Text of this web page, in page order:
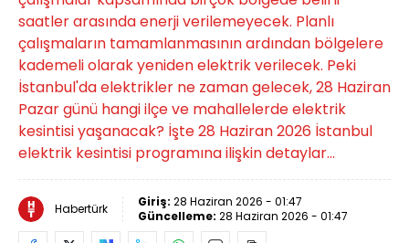
saatler arasında enerji verilemeyecek. Planlı
çalışmaların tamamlanmasının ardından bölgelere
kademeli olarak yeniden elektrik verilecek. Peki
İstanbul'da elektrikler ne zaman gelecek, 28 Haziran
Pazar günü hangi ilçe ve mahallelerde elektrik
kesintisi yaşanacak? İşte 28 Haziran 2026 İstanbul
elektrik kesintisi programına ilişkin detaylar...
Habertürk Giriş: 28 Haziran 2026 - 01:47
Güncelleme: 28 Haziran 2026 - 01:47